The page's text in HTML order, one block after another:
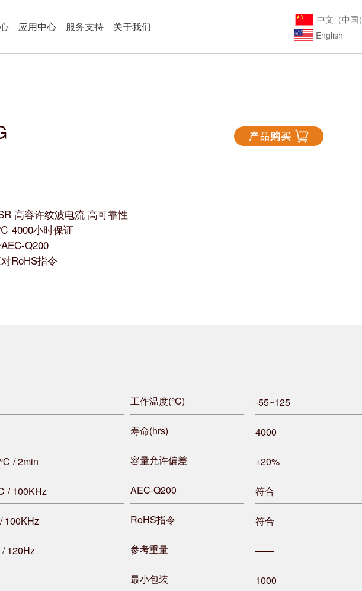
应用中心 服务支持 关于我们
中文（中国）
English
高容许纹波电流 高可靠性
4000小时保证
Q200
RoHS指令
工作温度(°C) -55~125
寿命(hrs) 4000
/ 2min 容量允许偏差 ±20%
/ 100KHz AEC-Q200 符合
100KHz RoHS指令 符合
120Hz 参考重量 ——
最小包装 1000